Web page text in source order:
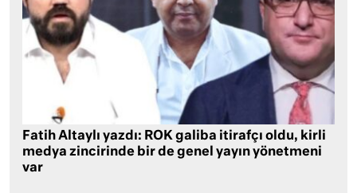
Fatih Altaylı yazdı: ROK galiba itirafçı oldu, kirli
medya zincirinde bir de genel yayın yönetmeni
var